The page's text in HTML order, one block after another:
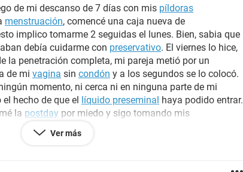
de mi descanso de 7 días con mis píldoras
menstruación, comencé una caja nueva de
implico tomarme 2 seguidas el lunes. Bien, sabia que
debía cuidarme con preservativo. El viernes lo hice,
la penetración completa, mi pareja metió por un
de mi vagina sin condón y a los segundos se lo colocó.
momento, ni cerca ni en ninguna parte de mi
hecho de que el líquido preseminal haya podido entrar.
la postday por miedo y sigo tomando mis
AYUDA, SE QUE NO HAY UN RIESGO GIGANTE PERO
Ver más